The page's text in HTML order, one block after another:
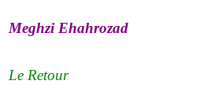
Meghzi Ehahrozad
Le Retour